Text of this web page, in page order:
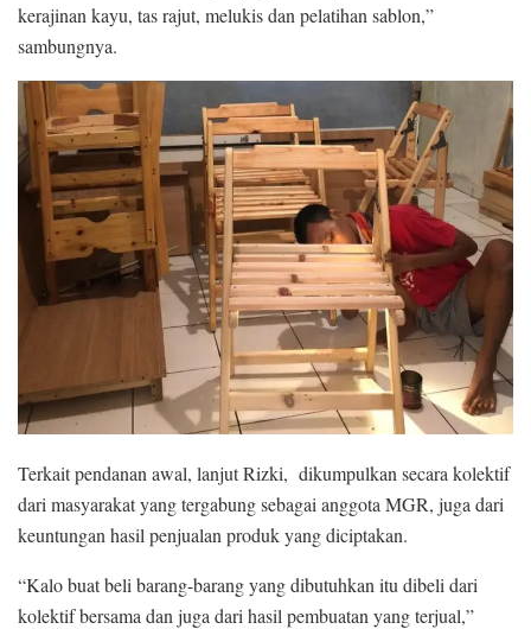
kerajinan kayu, tas rajut, melukis dan pelatihan sablon,”
sambungnya.
Terkait pendanan awal, lanjut Rizki, dikumpulkan secara kolektif
dari masyarakat yang tergabung sebagai anggota MGR, juga dari
keuntungan hasil penjualan produk yang diciptakan.
“Kalo buat beli barang-barang yang dibutuhkan itu dibeli dari
kolektif bersama dan juga dari hasil pembuatan yang terjual,”